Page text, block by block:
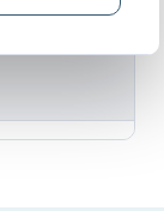
de volgende